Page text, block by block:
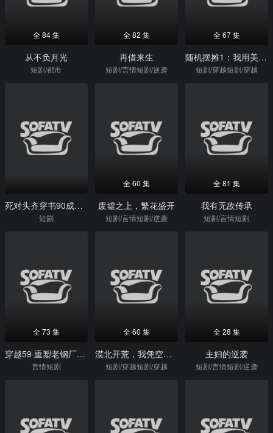
全 84 集
从不负月光
短剧/都市
全 82 集
再借来生
短剧/言情短剧/逆袭
全 67 集
随机摆摊1：我用美食引蛇出洞
短剧/穿越短剧/穿越
死对头齐穿书90成妯娌，抱团哄婆婆
短剧
全 60 集
废墟之上，繁花盛开
短剧/言情短剧/逆袭
全 81 集
我有无敌传承
短剧/言情短剧
全 73 集
穿越59·重塑老钢厂荣光
言情短剧
全 60 集
漠北开荒，我凭空间奔小康
短剧/穿越短剧/穿越
全 28 集
主妇的逆袭
短剧/言情短剧/逆袭